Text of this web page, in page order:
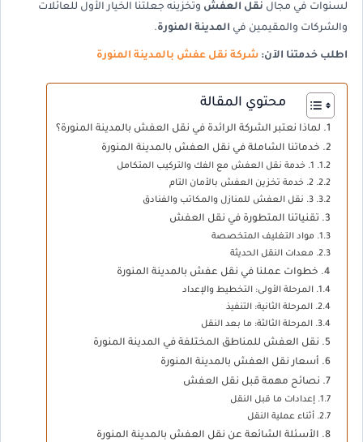
لسنوات في مجال نقل العفش وتخزينه جعلتنا الخيار الأول للعائلات
والشركات والمقيمين في المدينة المنورة.
اطلب خدمتنا الآن: شركة نقل عفش بالمدينة المنورة
محتوي المقالة
لماذا نعتبر الشركة الرائدة في نقل العفش بالمدينة المنورة؟
خدماتنا الشاملة في نقل العفش بالمدينة المنورة
1. خدمة نقل العفش مع الفك والتركيب المتكامل
2. خدمة تخزين العفش بالأمان التام
3. نقل العفش للمنازل والمكاتب والفنادق
تقنياتنا المتطورة في نقل العفش
مواد التغليف المتخصصة
معدات النقل الحديثة
خطوات عملنا في نقل عفش بالمدينة المنورة
المرحلة الأولى: التخطيط والإعداد
المرحلة الثانية: التنفيذ
المرحلة الثالثة: ما بعد النقل
نقل العفش للمناطق المختلفة في المدينة المنورة
أسعار نقل العفش بالمدينة المنورة
نصائح مهمة قبل نقل العفش
إعدادات ما قبل النقل
أثناء عملية النقل
الأسئلة الشائعة عن نقل العفش بالمدينة المنورة